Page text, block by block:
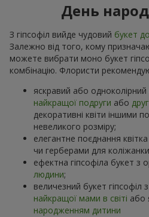
День
З гіпсофіл вийде чудовий букет
Залежно від того, кому
можете вибрати моно букет
комбінацію. Флористи
яскравий або одноколірний
найкращої подруги або
декоративні квіти іншими
невеликого розміру;
елегантне поєднання
чи герберами для
ефектна гіпсофіла букет з
людини;
величезний букет гіпсофіл
найкращої мами в світі або
народженням дитини